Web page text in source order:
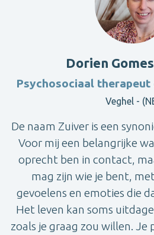
Dorien
Psychosociaal
Veghel -
De naam Zuiver is een
Voor mij een belangrijke
oprecht ben in contact,
mag zijn wie je bent,
gevoelens en emoties die
Het leven kan soms
zoals je graag zou willen.